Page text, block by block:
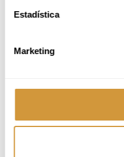
Estadística
Marketing